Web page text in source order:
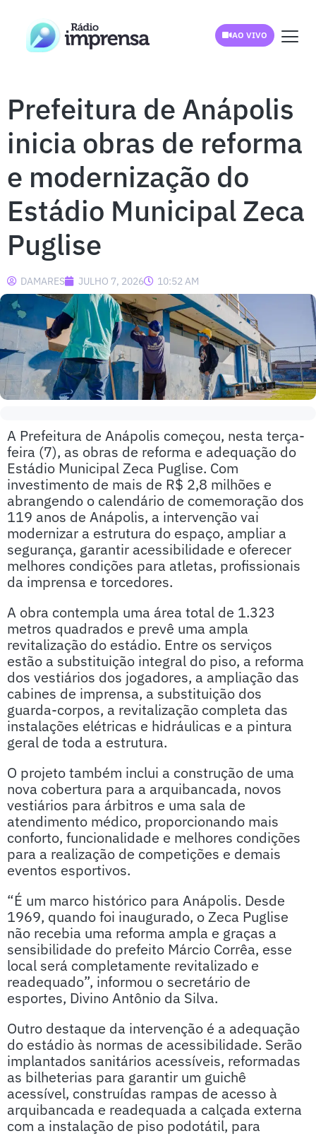
AO VIVO
Prefeitura de Anápolis
inicia obras de reforma
e modernização do
Estádio Municipal Zeca
Puglise
DAMARES JULHO 7, 2026 10:52 AM
A Prefeitura de Anápolis começou, nesta terça-
feira (7), as obras de reforma e adequação do
Estádio Municipal Zeca Puglise. Com
investimento de mais de R$ 2,8 milhões e
abrangendo o calendário de comemoração dos
119 anos de Anápolis, a intervenção vai
modernizar a estrutura do espaço, ampliar a
segurança, garantir acessibilidade e oferecer
melhores condições para atletas, profissionais
da imprensa e torcedores.
A obra contempla uma área total de 1.323
metros quadrados e prevê uma ampla
revitalização do estádio. Entre os serviços
estão a substituição integral do piso, a reforma
dos vestiários dos jogadores, a ampliação das
cabines de imprensa, a substituição dos
guarda-corpos, a revitalização completa das
instalações elétricas e hidráulicas e a pintura
geral de toda a estrutura.
O projeto também inclui a construção de uma
nova cobertura para a arquibancada, novos
vestiários para árbitros e uma sala de
atendimento médico, proporcionando mais
conforto, funcionalidade e melhores condições
para a realização de competições e demais
eventos esportivos.
“É um marco histórico para Anápolis. Desde
1969, quando foi inaugurado, o Zeca Puglise
não recebia uma reforma ampla e graças a
sensibilidade do prefeito Márcio Corrêa, esse
local será completamente revitalizado e
readequado”, informou o secretário de
esportes, Divino Antônio da Silva.
Outro destaque da intervenção é a adequação
do estádio às normas de acessibilidade. Serão
implantados sanitários acessíveis, reformadas
as bilheterias para garantir um guichê
acessível, construídas rampas de acesso à
arquibancada e readequada a calçada externa
com a instalação de piso podotátil, para